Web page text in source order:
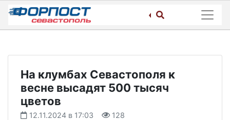
Skip
content
На клумбах Севастополя к
весне высадят 500 тысяч
цветов
12.11.2024 в 17:03 128